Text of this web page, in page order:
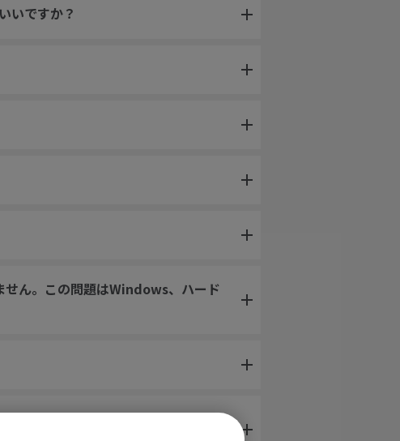
いですか？
ん。この問題はWindows、ハード
ジャンプしたり、動作の後にマウスを